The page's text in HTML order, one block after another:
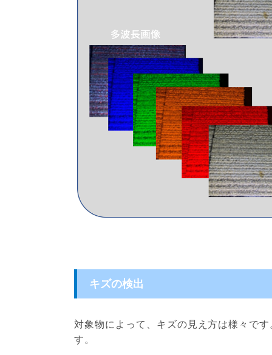
キズの検出
対象物によって、キズの見え方は様々で
す。